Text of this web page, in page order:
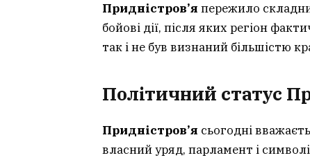
Придністров’я пережило
бойові дії, після яких регіон
так і не був визнаний більшістю
Політичний статус
Придністров’я сьогодні
власний уряд, парламент і